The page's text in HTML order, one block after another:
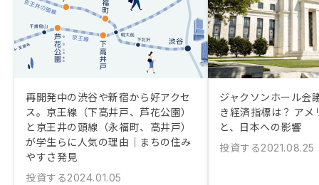
再開発中の渋谷や新宿から好アクセ
ス。京王線（下高井戸、芦花公園）
と京王井の頭線（永福町、高井戸）
が学生らに人気の理由｜まちの住み
やすさ発見
投資する2024.01.05
ジャクソンホール会
き経済指標は？ ア
と、日本への影響
投資する2021.08.25